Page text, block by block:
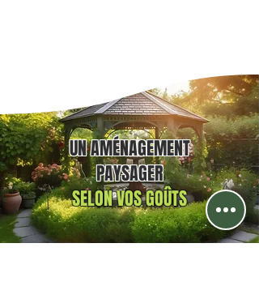
UN AMÉNAGEMENT
PAYSAGER
SELON VOS GOÛTS